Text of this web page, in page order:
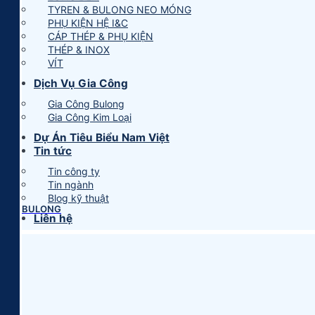
TYREN & BULONG NEO MÓNG
PHỤ KIỆN HỆ I&C
CÁP THÉP & PHỤ KIỆN
THÉP & INOX
VÍT
Dịch Vụ Gia Công
Gia Công Bulong
Gia Công Kim Loại
Dự Án Tiêu Biểu Nam Việt
Tin tức
Tin công ty
Tin ngành
Blog kỹ thuật
Liên hệ
BULONG